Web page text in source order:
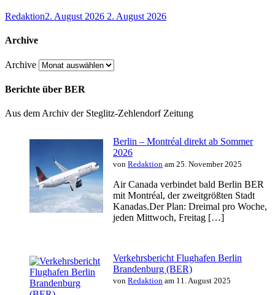
Redaktion2. August 2026 2. August 2026
Archive
Archive
Berichte über BER
Aus dem Archiv der Steglitz-Zehlendorf Zeitung
Berlin – Montréal direkt ab Sommer
2026
von Redaktion am 25. November 2025
Air Canada verbindet bald Berlin BER
mit Montréal, der zweitgrößten Stadt
Kanadas.Der Plan: Dreimal pro Woche,
jeden Mittwoch, Freitag […]
Verkehrsbericht Flughafen Berlin
Brandenburg (BER)
von Redaktion am 11. August 2025